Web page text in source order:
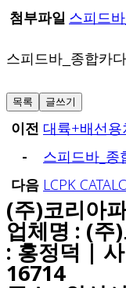
첨부파일 스피드
스피드바_종합카
목록 글쓰기
이전 대륙+배선
-
스피드바_종
다음 LCPK
(주)코리아
업체명 : (주
: 홍정덕 |
16714